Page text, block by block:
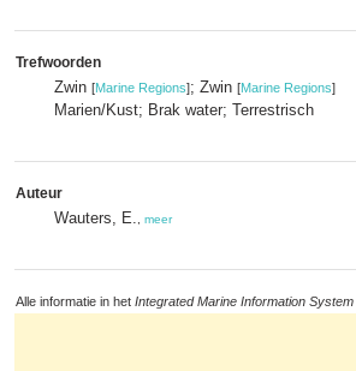
Trefwoorden
Zwin [Marine Regions]; Zwin [Marine Regions]
Marien/Kust; Brak water; Terrestrisch
Auteur
Wauters, E. meer
Alle informatie in het Integrated Marine Information System